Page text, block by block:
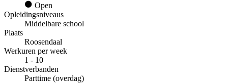
Open
Opleidingsniveaus
Middelbare school
Plaats
Roosendaal
Werkuren per week
1 - 10
Dienstverbanden
Parttime (overdag)